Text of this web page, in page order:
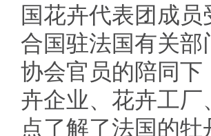
国花卉代表团成
合国驻法国有关
协会官员的陪同
卉企业、花卉工
点了解了法国的